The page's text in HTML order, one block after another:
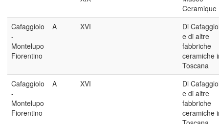
Ceramique
Cafaggiolo
-
Montelupo
Fiorentino
A XVI
Di
e di altre
fabbriche
ceramiche
Toscana
Cafaggiolo
-
Montelupo
Fiorentino
A XVI
Di
e di altre
fabbriche
ceramiche